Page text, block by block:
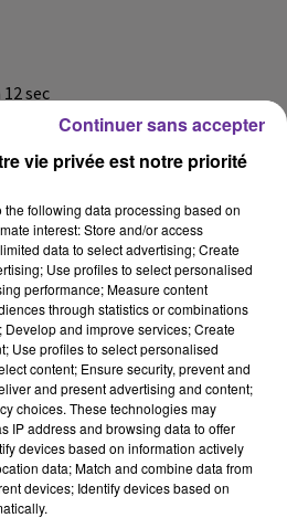
sec
ARABE DE LA MI-
مشروع الدستور التونسي
ويتضمن 142 فصلا تتوزع على 10 أبواب...
انتخاب عضو مجلس الأمة
رئيسا للمجموعة
vie privée est notre priorité
the following data processing based on
interest: Store and/or access
data to select advertising; Create
Use profiles to select personalised
performance; Measure content
through statistics or combinations
Develop and improve services; Create
Use profiles to select personalised
content; Ensure security, prevent and
and present advertising and content;
choices. These technologies may
IP address and browsing data to offer
devices based on information actively
data; Match and combine data from
devices; Identify devices based on
Continuer sans accepter